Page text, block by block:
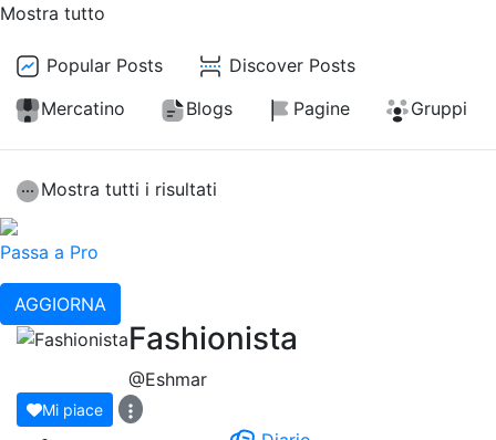
Mostra tutto
Popular Posts
Discover Posts
Mercatino
Blogs Pagine Gruppi
Mostra tutti i risultati
Passa a Pro
AGGIORNA
Fashionista
@Eshmar
Mi piace